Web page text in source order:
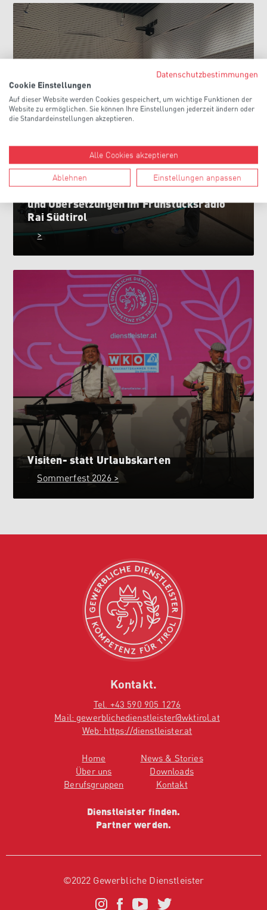
Jetzt reinhören: Hermann Covi über KI
und Übersetzungen im Frühstücksradio
Rai Südtirol
>
Visiten- statt Urlaubskarten
Sommerfest 2026 >
Kontakt.
Tel. +43 590 905 1276
Mail: gewerblichedienstleister@wktirol.at
Web: https://dienstleister.at
Home
Über uns
Berufsgruppen
News & Stories
Downloads
Kontakt
Dienstleister finden.
Partner werden.
©2022 Gewerbliche Dienstleister
Datenschutzbestimmungen
Cookie Einstellungen
Auf dieser Website werden Cookies gespeichert, um wichtige Funktionen der
Website zu ermöglichen. Sie können Ihre Einstellungen jederzeit ändern oder
die Standardeinstellungen akzeptieren.
Alle Cookies akzeptieren
Ablehnen Einstellungen anpassen